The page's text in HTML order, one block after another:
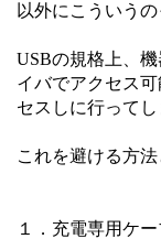
以外にこういう
USBの規格上、
イバでアクセス
セスしに行ってし
これを避ける方
１．充電専用ケ